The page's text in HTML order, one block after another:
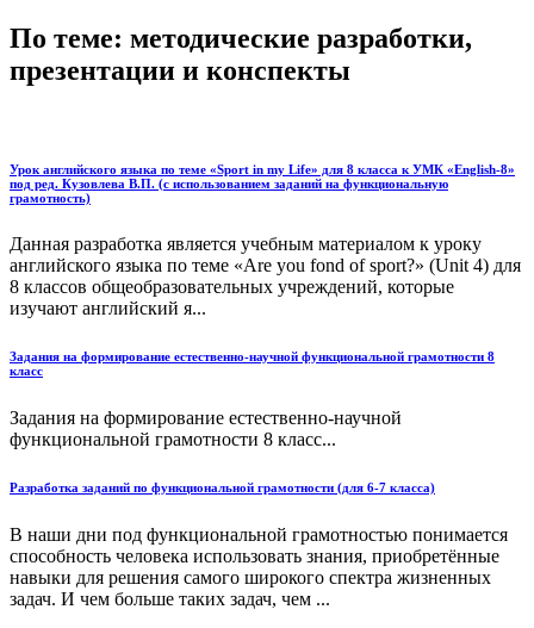
По теме: методические разработки,
презентации и конспекты
Урок английского языка по теме «Sport in my Life» для 8 класса к УМК «English-8»
под ред. Кузовлева В.П. (с использованием заданий на функциональную
грамотность)
Данная разработка является учебным материалом к уроку
английского языка по теме «Are you fond of sport?» (Unit 4) для
8 классов общеобразовательных учреждений, которые
изучают английский я...
Задания на формирование естественно-научной функциональной грамотности 8
класс
Задания на формирование естественно-научной
функциональной грамотности 8 класс...
Разработка заданий по функциональной грамотности (для 6-7 класса)
В наши дни под функциональной грамотностью понимается
способность человека использовать знания, приобретённые
навыки для решения самого широкого спектра жизненных
задач. И чем больше таких задач, чем ...